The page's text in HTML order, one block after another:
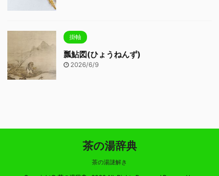
掛軸
瓢鮎図(ひょうねんず)
2026/6/9
茶の湯辞典
茶の湯謎解き